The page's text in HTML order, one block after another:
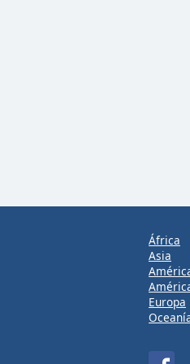
África
Asia
Europa